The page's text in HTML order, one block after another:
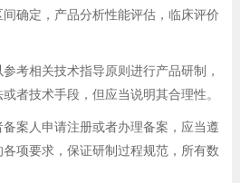
确定，产品分析性能评估，临床评价
相关技术指导原则进行产品研制，
者技术手段，但应当说明其合理性。
案人申请注册或者办理备案，应当遵
项要求，保证研制过程规范，所有数